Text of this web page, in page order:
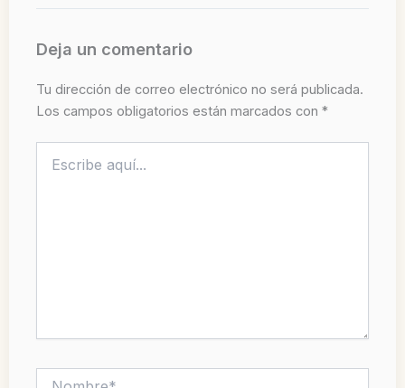
Deja un comentario
Tu dirección de correo electrónico no será publicada.
Los campos obligatorios están marcados con *
aquí...